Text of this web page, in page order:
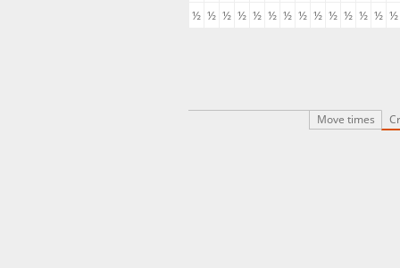
½ ½ ½ ½ ½ ½ ½ ½ ½ ½ ½ ½ ½ ½
Move times